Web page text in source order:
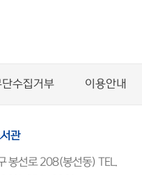
수집거부 이용안내
관
봉선로 208(봉선동) TEL.